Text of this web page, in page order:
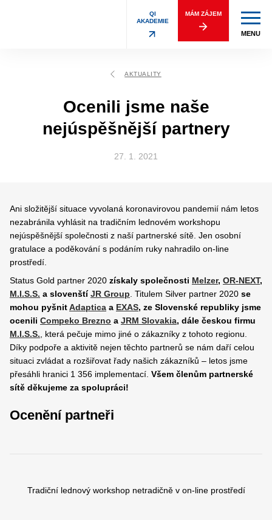
QI
AKADEMIE
MÁM ZÁJEM
MENU
AKTUALITY
Ocenili jsme naše
nejúspěšnější partnery
27. 1. 2021
Ani složitější situace vyvolaná koronavirovou pandemií nám letos
nezabránila vyhlásit na tradičním lednovém workshopu
nejúspěšnější společnosti z naší partnerské sítě. Jen osobní
gratulace a poděkování s podáním ruky nahradilo on-line
prostředí.
Status Gold partner 2020 získaly společnosti Melzer, OR-NEXT,
M.I.S.S. a slovenštíJR Group . Titulem Silver partner 2020 se
mohou pyšnitAdaptica a EXAS, ze Slovenské republiky jsme
ocenili Compeko Brezno a JRM Slovakia, dále českou firmu
M.I.S.S. , která pečuje mimo jiné o zákazníky z tohoto regionu.
Díky podpoře a aktivitě nejen těchto partnerů se nám daří celou
situaci zvládat a rozšiřovat řady našich zákazníků – letos jsme
přesáhli hranici 1 356 implementací. Všem členům partnerské
sítě děkujeme za spolupráci!
Ocenění partneři
Tradiční lednový workshop netradičně v on-line prostředí